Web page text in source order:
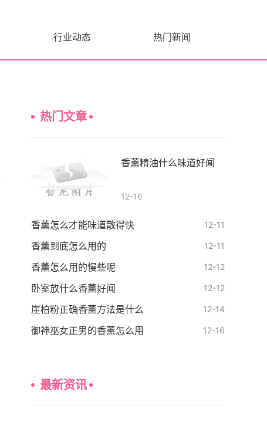
行业动态 热门新闻
热门文章
香薰精油什么味道好闻
12-16
香薰怎么才能味道散得快 12-11
香薰到底怎么用的 12-11
香薰怎么用的慢些呢 12-12
卧室放什么香薰好闻 12-12
崖柏粉正确香薰方法是什么 12-14
御神巫女正男的香薰怎么用 12-16
最新资讯